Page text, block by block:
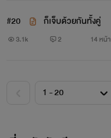
#20 ก็เจ็บด้วยกันทั้งคู่
3.1k 2 14 หน้า